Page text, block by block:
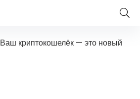
Ваш криптокошелёк — это новый